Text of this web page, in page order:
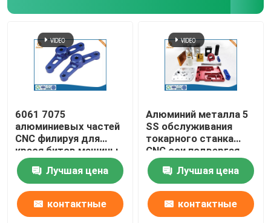
6061 7075
алюминиевых частей
CNC филируя для
крася битов машины
Лучшая цена
контактные
Алюминий металла 5
SS обслуживания
токарного станка
CNC оси подвергая
механической
обработке
пластиковый
Лучшая цена
контактные